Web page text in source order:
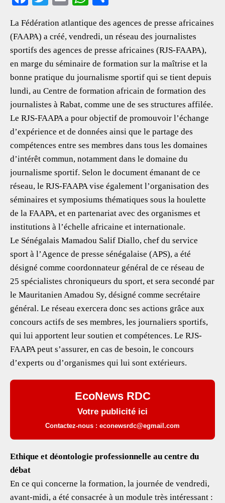
eb
oo
k
tt
er
ai
l
at
s
A
p
p
ar
e
La Fédération atlantique des agences de presse africaines
(FAAPA) a créé, vendredi, un réseau des journalistes
sportifs des agences de presse africaines (RJS-FAAPA),
en marge du séminaire de formation sur la maîtrise et la
bonne pratique du journalisme sportif qui se tient depuis
lundi, au Centre de formation africain de formation des
journalistes à Rabat, comme une de ses structures affilée.
Le RJS-FAAPA a pour objectif de promouvoir l’échange
d’expérience et de données ainsi que le partage des
compétences entre ses membres dans tous les domaines
d’intérêt commun, notamment dans le domaine du
journalisme sportif. Selon le document émanant de ce
réseau, le RJS-FAAPA vise également l’organisation des
séminaires et symposiums thématiques sous la houlette
de la FAAPA, et en partenariat avec des organismes et
institutions à l’échelle africaine et internationale.
Le Sénégalais Mamadou Salif Diallo, chef du service
sport à l’Agence de presse sénégalaise (APS), a été
désigné comme coordonnateur général de ce réseau de
25 spécialistes chroniqueurs du sport, et sera secondé par
le Mauritanien Amadou Sy, désigné comme secrétaire
général. Le réseau exercera donc ses actions grâce aux
concours actifs de ses membres, les journaliers sportifs,
qui lui apportent leur soutien et compétences. Le RJS-
FAAPA peut s’assurer, en cas de besoin, le concours
d’experts ou d’organismes qui lui sont extérieurs.
EcoNews RDC
Votre publicité ici
Contactez-nous : econewsrdc@egmail.com
Ethique et déontologie professionnelle au centre du
débat
En ce qui concerne la formation, la journée de vendredi,
avant-midi, a été consacrée à un module très intéressant :